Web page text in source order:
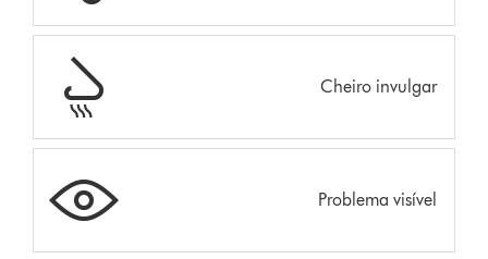
Cheiro invulgar
Problema visível